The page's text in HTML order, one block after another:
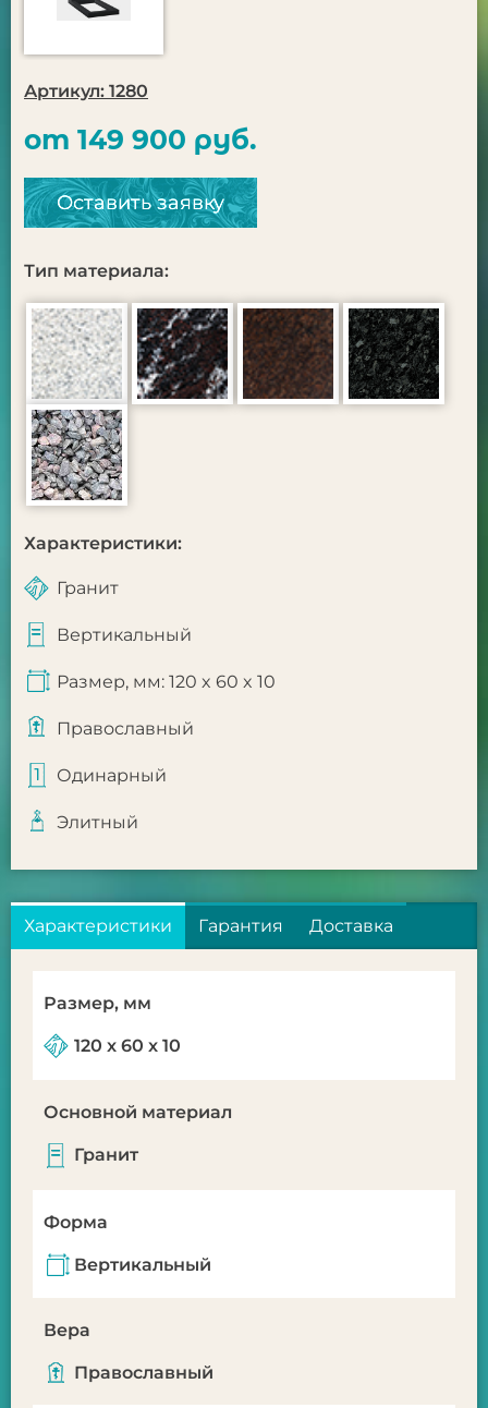
Артикул: 1280
от 149 900 руб.
Оставить заявку
Тип материала:
Характеристики:
Гранит
Вертикальный
Размер, мм: 120 x 60 x 10
Православный
Одинарный
Элитный
Характеристики Гарантия Доставка
Размер, мм
120 x 60 x 10
Основной материал
Гранит
Форма
Вертикальный
Вера
Православный